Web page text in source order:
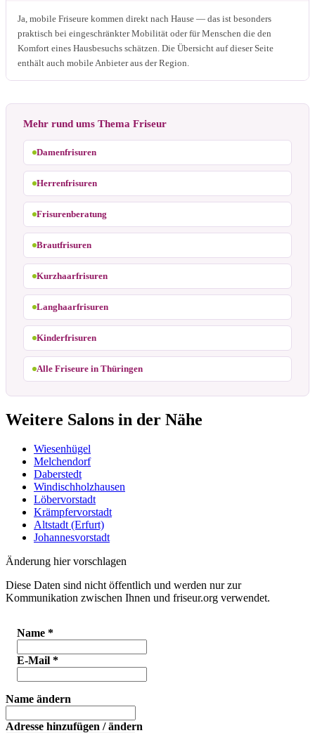
Ja, mobile Friseure kommen direkt nach Hause — das ist besonders
praktisch bei eingeschränkter Mobilität oder für Menschen die den
Komfort eines Hausbesuchs schätzen. Die Übersicht auf dieser Seite
enthält auch mobile Anbieter aus der Region.
Mehr rund ums Thema Friseur
Damenfrisuren
Herrenfrisuren
Frisurenberatung
Brautfrisuren
Kurzhaarfrisuren
Langhaarfrisuren
Kinderfrisuren
Alle Friseure in Thüringen
Weitere Salons in der Nähe
Wiesenhügel
Melchendorf
Daberstedt
Windischholzhausen
Löbervorstadt
Krämpfervorstadt
Altstadt (Erfurt)
Johannesvorstadt
Änderung hier vorschlagen
Diese Daten sind nicht öffentlich und werden nur zur
Kommunikation zwischen Ihnen und friseur.org verwendet.
Name *
E-Mail *
Name ändern
Adresse hinzufügen / ändern